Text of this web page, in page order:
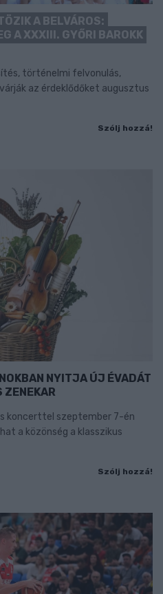
A BELVÁROS:
A XXXIII. GYŐRI BAROKK
történelmi felvonulás,
az érdeklődőket augusztus
Szólj hozzá!
NYITJA ÚJ ÉVADÁT
ZENEKAR
koncerttel szeptember 7-én
a közönség a klasszikus
Szólj hozzá!